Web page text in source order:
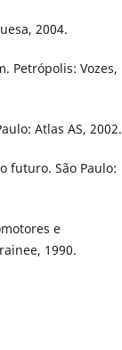
2004.
Petrópolis: Vozes,
Atlas AS, 2002.
futuro. São Paulo:
e
1990.